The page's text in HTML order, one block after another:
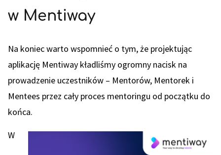
w Mentiway
Na koniec warto wspomnieć o tym, że projektując
aplikację Mentiway kładliśmy ogromny nacisk na
prowadzenie uczestników – Mentorów, Mentorek i
Mentees przez cały proces mentoringu od początku do
końca.
W